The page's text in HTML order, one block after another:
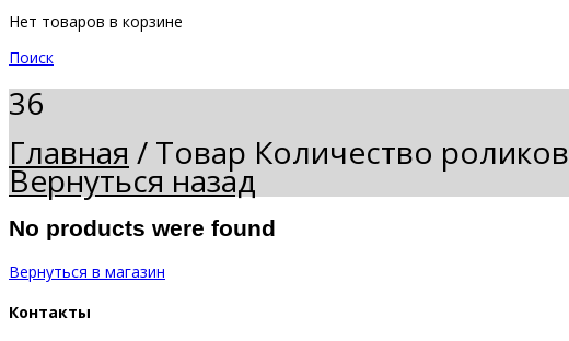
Нет товаров в корзине
Поиск
36
Главная / Товар Количество роликов
Вернуться назад
No products were found
Вернуться в магазин
Контакты